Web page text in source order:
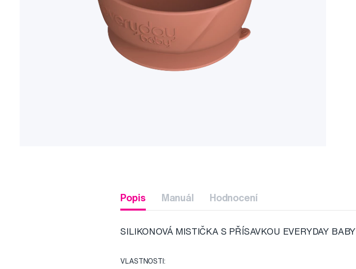
Popis Manuál Hodnocení
SILIKONOVÁ MISTIČKA S PŘÍSAVKOU EVERYDAY BABY
VLASTNOSTI: